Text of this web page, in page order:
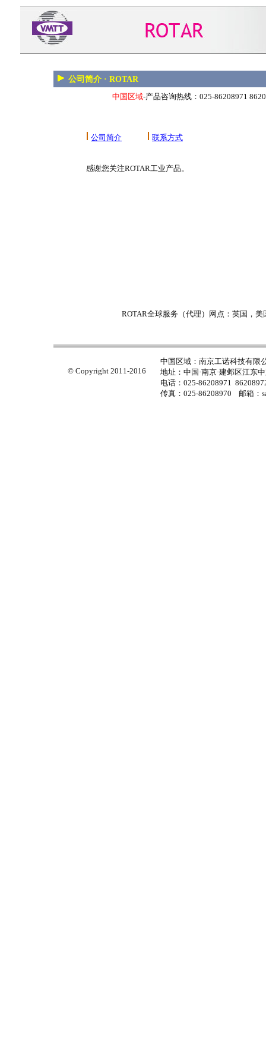
公司简介 · ROTAR
中国区域-产品咨询热线：025-86208971
公司简介 联系方式
感谢您关注ROTAR工业产品。
ROTAR全球服务（代理）网点：英国，
© Copyright 2011-2016
中国区域：南京工诺科技有限
地址：中国·南京·建邺区江东
电话：025-86208971
传真：025-86208970 邮箱：